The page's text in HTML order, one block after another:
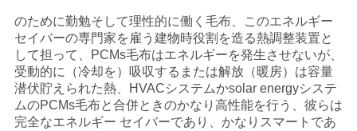
のために勤勉そして理性的に働く毛布、このエネルギー
セイバーの専門家を雇う建物時役割を造る熱調整装置と
して担って、PCMs毛布はエネルギーを発生させないが、
受動的に（冷却を）吸収するまたは解放（暖房）は容量
潜伏貯えられた熱、HVACシステムかsolar energyシステ
ムのPCMs毛布と合併ときのかなり高性能を行う、彼らは
完全なエネルギー セイバーであり、かなりスマートであ